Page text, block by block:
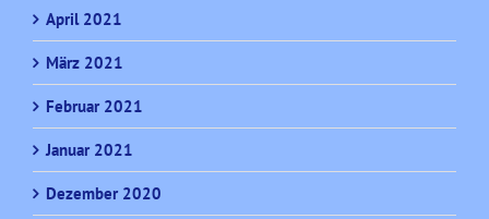
April 2021
März 2021
Februar 2021
Januar 2021
Dezember 2020